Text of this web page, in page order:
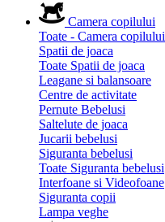
Camera copilului
Toate - Camera copilului
Spatii de joaca
Toate Spatii de joaca
Leagane si balansoare
Centre de activitate
Pernute Bebelusi
Saltelute de joaca
Jucarii bebelusi
Siguranta bebelusi
Toate Siguranta bebelusi
Interfoane si Videofoane
Siguranta copii
Lampa veghe